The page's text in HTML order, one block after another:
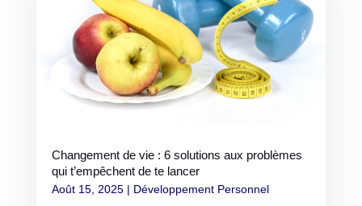
Changement de vie : 6 solutions aux problèmes
qui t’empêchent de te lancer
Août 15, 2025| Développement Personnel